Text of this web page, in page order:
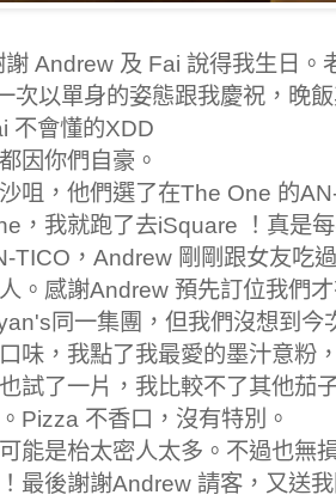
Andrew 及 Fai 說得我生日。
次以單身的姿態跟我慶祝，晚
不會懂的XDD
因你們自豪。
咀，他們選了在The One 的
，我就跑了去iSquare ！真是
TICO，Andrew 剛剛跟女友吃
。感謝Andrew 預先訂位我們
同一集團，但我們沒想到今
味，我點了我最愛的墨汁意粉
試了一片，我比較不了其他茄
Pizza 不香口，沒有特別。
能是枱太密人太多。不過也無
最後謝謝Andrew 請客，又送